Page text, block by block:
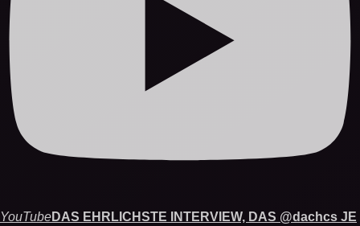
YouTubeDAS EHRLICHSTE INTERVIEW, DAS @dachcs JE